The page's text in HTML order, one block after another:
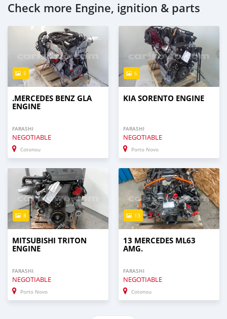
Check more Engine, ignition & parts
5
.MERCEDES BENZ GLA
ENGINE
FARASHI
NEGOTIABLE
Cotonou
6
KIA SORENTO ENGINE
FARASHI
NEGOTIABLE
Porto Novo
8
MITSUBISHI TRITON
ENGINE
FARASHI
NEGOTIABLE
Porto Novo
13
13 MERCEDES ML63
AMG.
FARASHI
NEGOTIABLE
Cotonou